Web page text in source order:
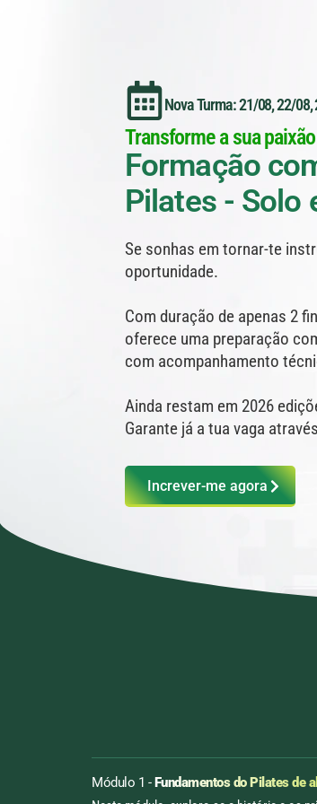
Nova Turma: 21/08, 22/
Transforme a sua
Formação
Pilates - Solo
Se sonhas em tornar-te
oportunidade.
Com duração de apenas 2
oferece uma preparação
com acompanhamento
Ainda restam em 2026
Garante já a tua vaga
Increver-me agora
Módulo 1 -Fundamentos do Pilates de